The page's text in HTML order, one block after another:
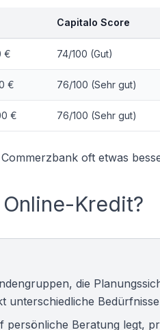
Capitalo Score
€ 74/100 (Gut)
€ 76/100 (Sehr gut)
€ 76/100 (Sehr gut)
oft etwas
Kredit?
die
unterschiedliche
persönliche Beratung legt,